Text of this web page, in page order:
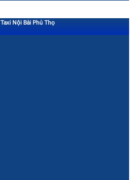
Taxi Nội Bài Phú Thọ